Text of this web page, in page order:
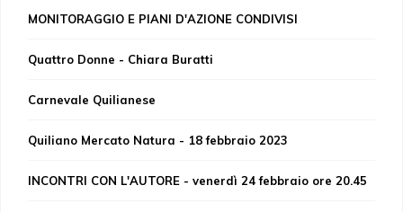
MONITORAGGIO E PIANI D'AZIONE CONDIVISI
Quattro Donne - Chiara Buratti
Carnevale Quilianese
Quiliano Mercato Natura - 18 febbraio 2023
INCONTRI CON L'AUTORE - venerdì 24 febbraio ore 20.45